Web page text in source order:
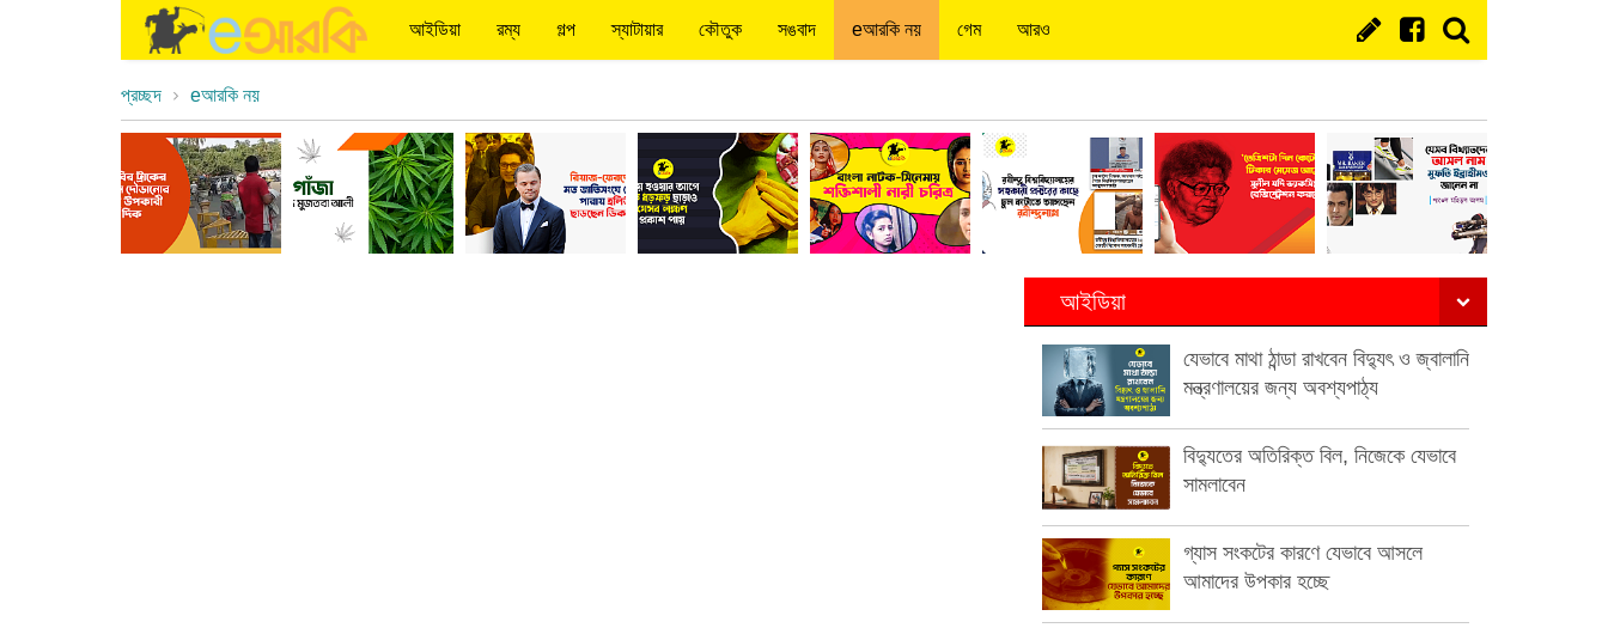
আইডিয়া রম্য গল্প স্যাটায়ার কৌতুক সঙবাদ eআরকি নয় গেম আরও
প্রচ্ছদ eআরকি নয়
আইডিয়া
যেভাবে মাথা ঠান্ডা রাখবেন বিদ্যুৎ ও জ্বালানি
মন্ত্রণালয়ের জন্য অবশ্যপাঠ্য
বিদ্যুতের অতিরিক্ত বিল, নিজেকে যেভাবে
সামলাবেন
গ্যাস সংকটের কারণে যেভাবে আসলে
আমাদের উপকার হচ্ছে